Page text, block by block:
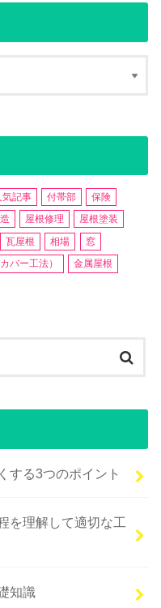
気記事 付帯部
保険
屋根修理
屋根塗装
瓦屋根 相場
窓
バー工法）
金属屋根
する3つのポイント
を理解して適切な工
知識